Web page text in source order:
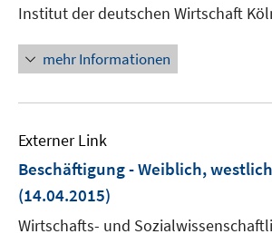
Institut der deutschen Wirtschaft
mehr Informationen
Externer Link
Beschäftigung - Weiblich,
(14.04.2015)
Wirtschafts- und